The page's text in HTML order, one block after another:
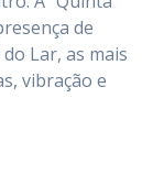
de
Lar, as mais
vibração e